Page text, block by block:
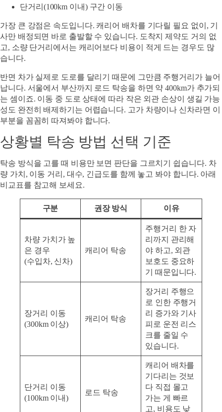
단거리(100km 이내) 구간 이동
가장 큰 강점은 속도입니다. 캐리어 배차를 기다릴 필요 없이, 기
사만 배정되면 바로 출발할 수 있습니다. 도착지 제약도 거의 없
고, 소량 단거리에서는 캐리어보다 비용이 적게 드는 경우도 많
습니다.
반면 차가 실제로 도로를 달리기 때문에 그만큼 주행거리가 늘어
납니다. 서울에서 부산까지 로드 탁송을 하면 약 400km가 추가되
는 셈이죠. 이동 중 도로 상태에 따라 작은 외관 손상이 생길 가능
성도 완전히 배제하기는 어렵습니다. 고가 차량이나 신차라면 이
부분을 꼼꼼히 따져봐야 합니다.
상황별 탁송 방법 선택 기준
탁송 방식을 고를 때 비용만 보면 판단을 그르치기 쉽습니다. 차
량 가치, 이동 거리, 대수, 긴급도를 함께 놓고 봐야 합니다. 아래
비교표를 참고해 보세요.
구분 권장 방식 이유
차량 가치가 높
은 경우
(수입차, 신차)
캐리어 탁송
주행거리 한 자
리까지 관리해
야 하고, 외관
보호도 중요하
기 때문입니다.
장거리 이동
(300km 이상)
캐리어 탁송
장거리 주행으
로 인한 주행거
리 증가와 기사
피로 운전 리스
크를 줄일 수
있습니다.
단거리 이동
(100km 이내)
로드 탁송
캐리어 배차를
기다리는 것보
다 직접 몰고
가는 게 빠르
고, 비용도 낮